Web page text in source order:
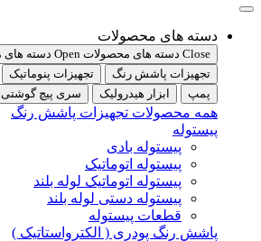
دسته های محصولات
Close دسته های محصولات
Open دسته های محصولات
تجهیزات پاشش رنگ
تجهیزات پنوماتیک
پمپ
ابزار هیدرولیک سری پیچ گوشتی
همه محصولات تجهیزات پاشش رنگ
پیستوله
پیستوله بادی
پیستوله اتوماتیک
پیستوله اتوماتیک لوله بلند
پیستوله دستی لوله بلند
قطعات پیستوله
پاشش رنگ پودری ( الکترواستاتیک )